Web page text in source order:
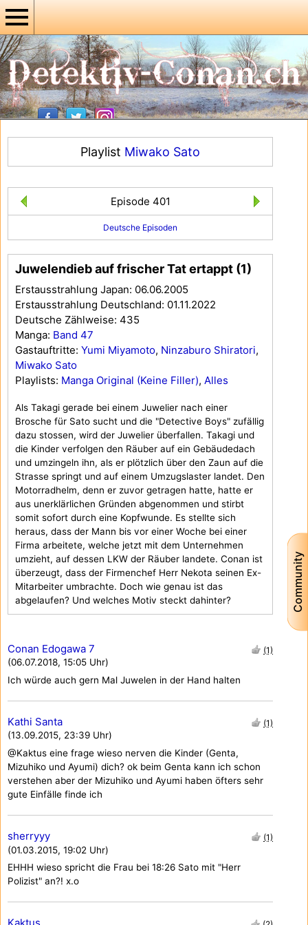
Community
Conan Edogawa 7
(06.07.2018, 15:05 Uhr)
(1)
Ich würde auch gern Mal Juwelen in der Hand halten
Kathi Santa
(13.09.2015, 23:39 Uhr)
(1)
@Kaktus eine frage wieso nerven die Kinder (Genta,
Mizuhiko und Ayumi) dich? ok beim Genta kann ich schon
verstehen aber der Mizuhiko und Ayumi haben öfters sehr
gute Einfälle finde ich
sherryyy
(01.03.2015, 19:02 Uhr)
(1)
EHHH wieso spricht die Frau bei 18:26 Sato mit "Herr
Polizist" an?! x.o
Playlist Miwako Sato
Episode 401
Deutsche Episoden
Juwelendieb auf frischer Tat ertappt (1)
Erstausstrahlung Japan: 06.06.2005
Erstausstrahlung Deutschland: 01.11.2022
Deutsche Zählweise: 435
Manga: Band 47
Gastauftritte: Yumi Miyamoto, Ninzaburo Shiratori,
Miwako Sato
Playlists: Manga Original (Keine Filler), Alles
Als Takagi gerade bei einem Juwelier nach einer
Brosche für Sato sucht und die "Detective Boys" zufällig
dazu stossen, wird der Juwelier überfallen. Takagi und
die Kinder verfolgen den Räuber auf ein Gebäudedach
und umzingeln ihn, als er plötzlich über den Zaun auf die
Strasse springt und auf einem Umzugslaster landet. Den
Motorradhelm, denn er zuvor getragen hatte, hatte er
aus unerklärlichen Gründen abgenommen und stirbt
somit sofort durch eine Kopfwunde. Es stellte sich
heraus, dass der Mann bis vor einer Woche bei einer
Firma arbeitete, welche jetzt mit dem Unternehmen
umzieht, auf dessen LKW der Räuber landete. Conan ist
überzeugt, dass der Firmenchef Herr Nekota seinen Ex-
Mitarbeiter umbrachte. Doch wie genau ist das
abgelaufen? Und welches Motiv steckt dahinter?